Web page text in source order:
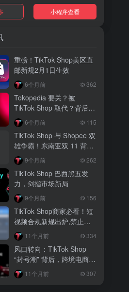
上线 “三日达” 标签 履约
化趋势明显 30% 美国消费
代下单
爱尔兰全面开放入驻 本土
槛开店
耳塞风靡欧美 DTC 品牌单日
200 万元
手核查Shopee、TikTok
为，佣金调整遭调查
印尼推出出海项目 助力本
东南亚市场
英美周榜出炉 美妆家居成
力
小程序查看
重磅！TikTok Shop美区直
邮新规2月1日生效
6个月前 362
Tokopedia 要关？被
TikTok Shop 取代？背后真
相大揭秘！
6个月前 115
TikTok Shop 与 Shopee 双
雄争霸！东南亚双 11 背后
的内容电商新战局
9个月前 262
TikTok Shop 巴西黑五发
力，剑指市场新局
9个月前 156
TikTok Shop商家必看！短
视频合规新规出炉,禁止发
布分段分层视频及AB帧
11个月前 334
风口转向：TikTok Shop
“封号潮” 背后，跨境电商何
去何从11个月前 307